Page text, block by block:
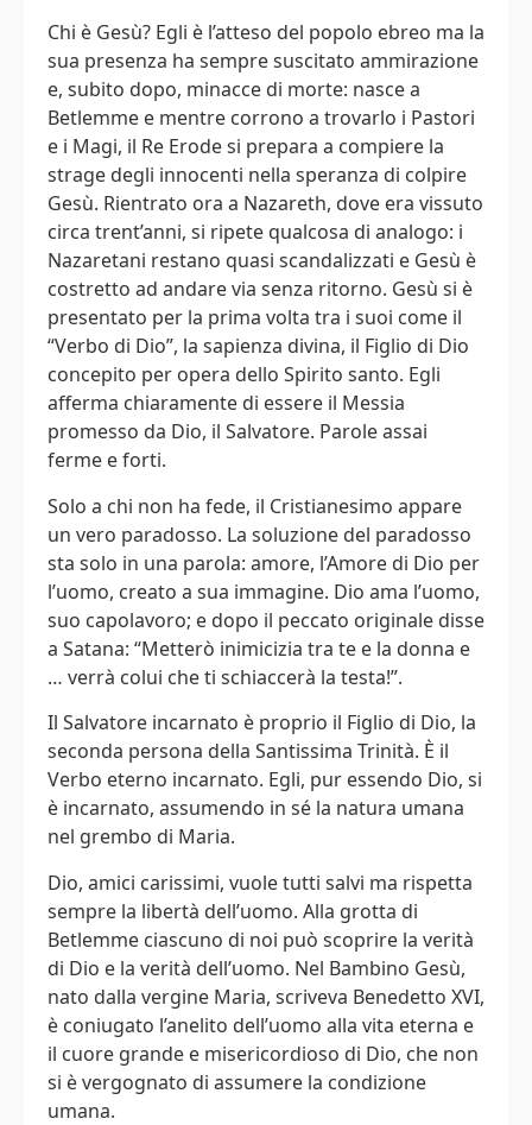
Chi è Gesù? Egli è l’atteso del popolo ebreo ma la
sua presenza ha sempre suscitato ammirazione
e, subito dopo, minacce di morte: nasce a
Betlemme e mentre corrono a trovarlo i Pastori
e i Magi, il Re Erode si prepara a compiere la
strage degli innocenti nella speranza di colpire
Gesù. Rientrato ora a Nazareth, dove era vissuto
circa trent’anni, si ripete qualcosa di analogo: i
Nazaretani restano quasi scandalizzati e Gesù è
costretto ad andare via senza ritorno. Gesù si è
presentato per la prima volta tra i suoi come il
“Verbo di Dio”, la sapienza divina, il Figlio di Dio
concepito per opera dello Spirito santo. Egli
afferma chiaramente di essere il Messia
promesso da Dio, il Salvatore. Parole assai
ferme e forti.
Solo a chi non ha fede, il Cristianesimo appare
un vero paradosso. La soluzione del paradosso
sta solo in una parola: amore, l’Amore di Dio per
l’uomo, creato a sua immagine. Dio ama l’uomo,
suo capolavoro; e dopo il peccato originale disse
a Satana: “Metterò inimicizia tra te e la donna e
… verrà colui che ti schiaccerà la testa!”.
Il Salvatore incarnato è proprio il Figlio di Dio, la
seconda persona della Santissima Trinità. È il
Verbo eterno incarnato. Egli, pur essendo Dio, si
è incarnato, assumendo in sé la natura umana
nel grembo di Maria.
Dio, amici carissimi, vuole tutti salvi ma rispetta
sempre la libertà dell’uomo. Alla grotta di
Betlemme ciascuno di noi può scoprire la verità
di Dio e la verità dell’uomo. Nel Bambino Gesù,
nato dalla vergine Maria, scriveva Benedetto XVI,
è coniugato l’anelito dell’uomo alla vita eterna e
il cuore grande e misericordioso di Dio, che non
si è vergognato di assumere la condizione
umana.